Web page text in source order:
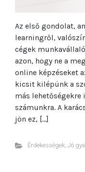
Az első gondolat,
learningről,
cégek
azon, hogy ne a
online képzéseket
kicsit kilépünk a
más
számunkra. A
jön ez, […]
Érdekességek, Jó